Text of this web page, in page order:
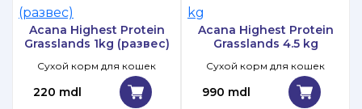
Acana Highest Protein
Grasslands 1kg (развес)
Сухой корм для кошек
220 mdl
Acana Highest Protein
Grasslands 4.5 kg
Сухой корм для кошек
990 mdl